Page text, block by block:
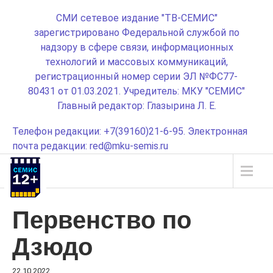
СМИ сетевое издание "ТВ-СЕМИС"
зарегистрировано Федеральной службой по
надзору в сфере связи, информационных
технологий и массовых коммуникаций,
регистрационный номер серии ЭЛ №ФС77-
80431 от 01.03.2021. Учредитель: МКУ "СЕМИС"
Главный редактор: Глазырина Л. Е.
Телефон редакции: +7(39160)21-6-95. Электронная
почта редакции: red@mku-semis.ru
Первенство по
Дзюдо
22.10.2022